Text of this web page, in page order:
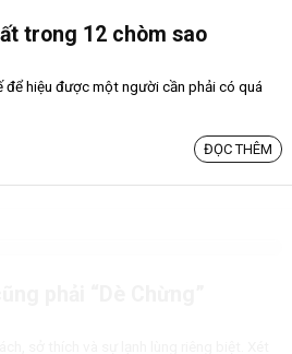
trong 12 chòm sao
để hiệu được một người cần phải có quá
ĐỌC THÊM